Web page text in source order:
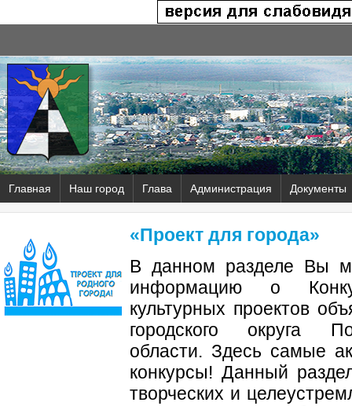
Главная Наш город Глава Администрация Документы
«Проект для города»
В данном разделе Вы
информацию о
культурных проектов
городского округа
области. Здесь самые
конкурсы! Данный
творческих и